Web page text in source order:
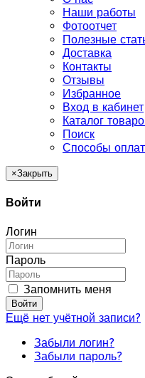
Наши работы
Фотоотчет
Полезные
Доставка
Контакты
Отзывы
Избранное
Вход в кабинет
Каталог
Поиск
Способы
×Закрыть
Войти
Логин
Пароль
Запомнить меня
Войти
Ещё нет учётной записи?
Забыли логин?
Забыли пароль?